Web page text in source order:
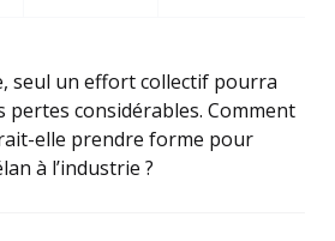
seul un effort collectif pourra
pertes considérables. Comment
elle prendre forme pour
à l’industrie ?